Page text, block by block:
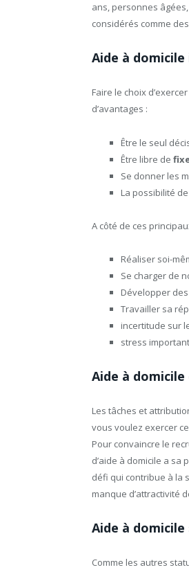
ans, personnes
considérés comme
Aide à
Faire le choix
d’avantages :
Être le seul
Être libre de
Se donner les
La possibilité
A côté de ces
Réaliser soi-
Se charger de
Développer
Travailler sa
incertitude sur
stress
Aide à
Les tâches et
vous voulez exercer
Pour convaincre le
d’aide à domicile a
défi qui contribue à la
manque d’attractivité
Aide à
Comme les autres